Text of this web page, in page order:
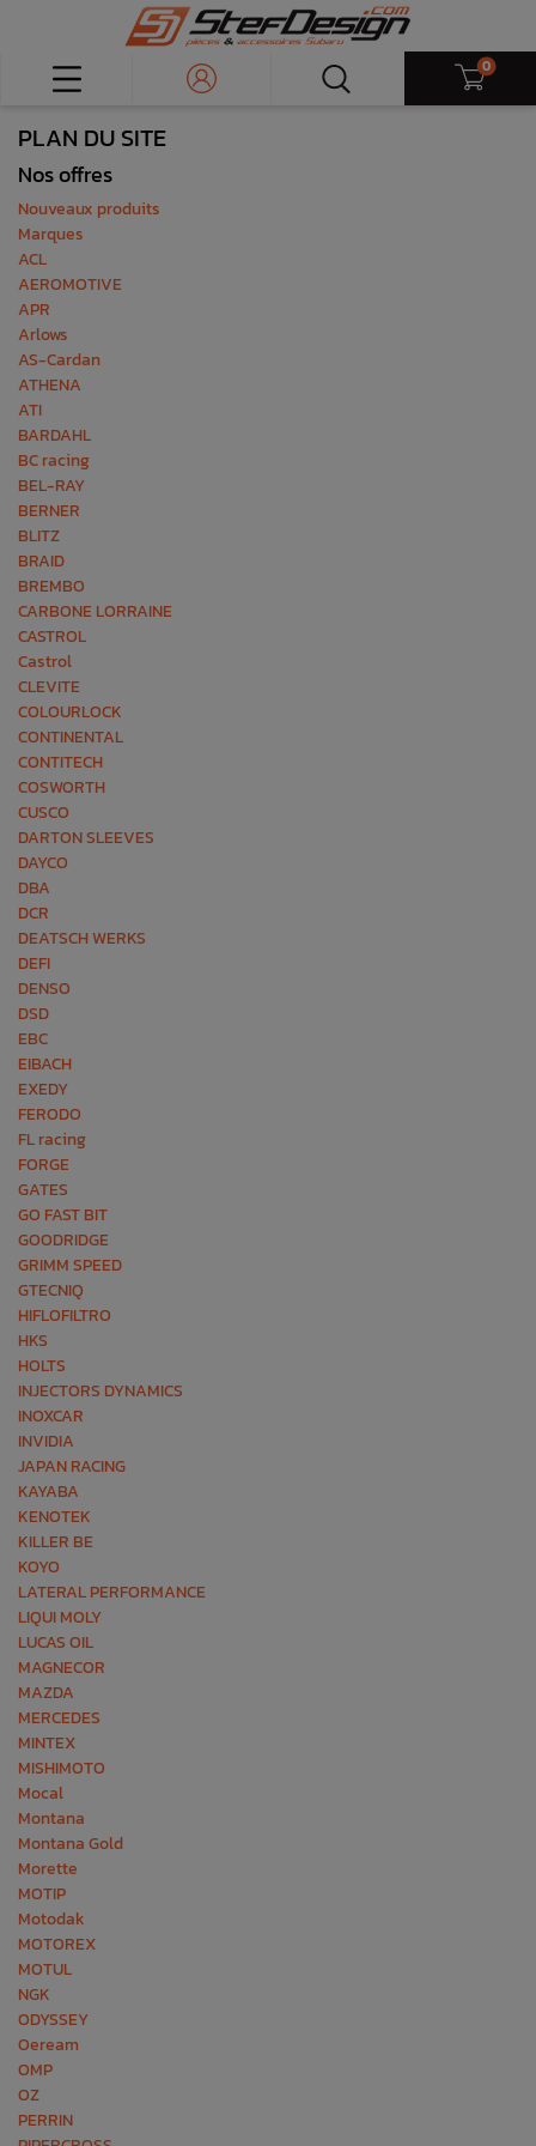
0
PLAN DU SITE
Nos offres
Nouveaux produits
Marques
ACL
AEROMOTIVE
APR
Arlows
AS-Cardan
ATHENA
ATI
BARDAHL
BC racing
BEL-RAY
BERNER
BLITZ
BRAID
BREMBO
CARBONE LORRAINE
CASTROL
Castrol
CLEVITE
COLOURLOCK
CONTINENTAL
CONTITECH
COSWORTH
CUSCO
DARTON SLEEVES
DAYCO
DBA
DCR
DEATSCH WERKS
DEFI
DENSO
DSD
EBC
EIBACH
EXEDY
FERODO
FL racing
FORGE
GATES
GO FAST BIT
GOODRIDGE
GRIMM SPEED
GTECNIQ
HIFLOFILTRO
HKS
HOLTS
INJECTORS DYNAMICS
INOXCAR
INVIDIA
JAPAN RACING
KAYABA
KENOTEK
KILLER BE
KOYO
LATERAL PERFORMANCE
LIQUI MOLY
LUCAS OIL
MAGNECOR
MAZDA
MERCEDES
MINTEX
MISHIMOTO
Mocal
Montana
Montana Gold
Morette
MOTIP
Motodak
MOTOREX
MOTUL
NGK
ODYSSEY
Oeream
OMP
OZ
PERRIN